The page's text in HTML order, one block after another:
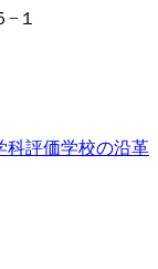
１
科評価学校の沿革